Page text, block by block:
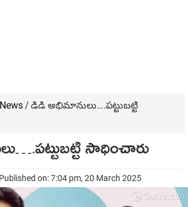
/ డిడి అభిమానులు….పట్టుబట్టి
సాధించారు
Published on: 7:04 pm, 20 March 2025